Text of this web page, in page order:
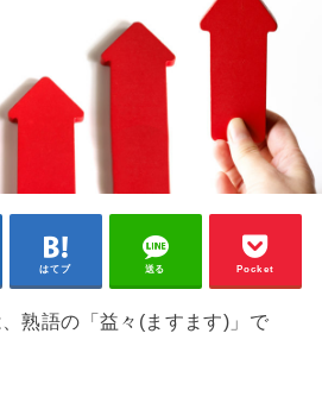
はてブ 送る Pocket
熟語の「益々(ますます)」で